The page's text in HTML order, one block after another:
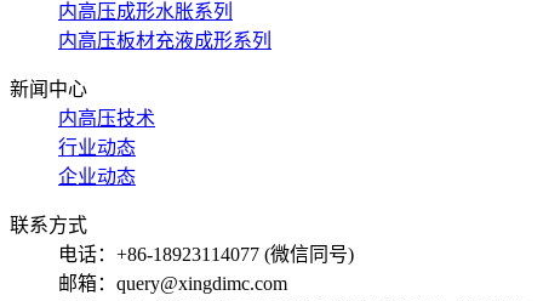
内高压成形水胀系列
内高压板材充液成形系列
新闻中心
内高压技术
行业动态
企业动态
联系方式
电话：+86-18923114077 (微信同号)
邮箱：query@xingdimc.com